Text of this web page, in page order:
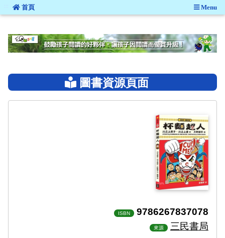
::: 首頁 Menu
圖書資源頁面
ISBN 9786267837078
來源 三民書局